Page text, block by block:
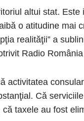
altui stat. Este
o atitudine mai
realităţii” a
Radio
activitatea
Că
taxele au fost